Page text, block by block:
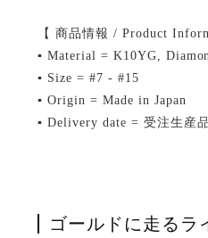
【 商品情報 / Product
▪ Material = K10YG,
▪ Size = #7 - #15
▪ Origin = Made in Japan
▪ Delivery date = 受注生産
ゴールドに走るラ